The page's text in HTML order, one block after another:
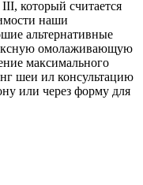
который считается
наши
альтернативные
омолаживающую
максимального
шеи ил консультацию
или через форму для